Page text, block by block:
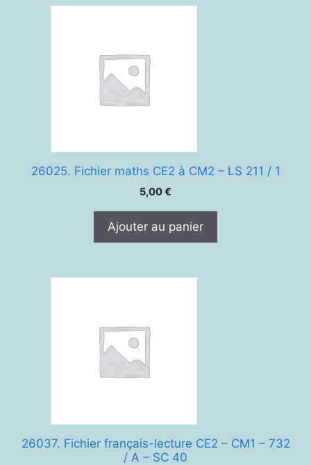
26025. Fichier maths CE2 à CM2 – LS 211 / 1
5,00€
Ajouter au panier
26037. Fichier français-lecture CE2 – CM1 – 732
/ A – SC 40